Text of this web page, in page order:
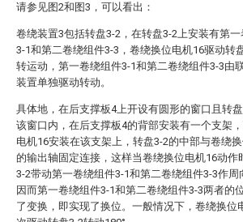
请参见图2和图3，可以看出：
卷绕装置3包括转盘3-2，在转盘3-2上安装有第
3-1和第二卷绕组件3-3，卷绕换位电机16驱动转
转运动，第一卷绕组件3-1和第二卷绕组件3-3由
装置单独驱动转动。
具体地，在后支撑板4上开设有圆形的窗口且转
该窗口内，在后支撑板4的背部安装有一个支架
电机16安装在该支架上，转盘3-2的中部与卷绕
的输出轴固定连接，这样当卷绕换位电机16动作
3-2带动第一卷绕组件3-1和第二卷绕组件3-3作周
因而第一卷绕组件3-1和第二卷绕组件3-3两者的
了变换，即实现了换位。一般情况下，卷绕换位